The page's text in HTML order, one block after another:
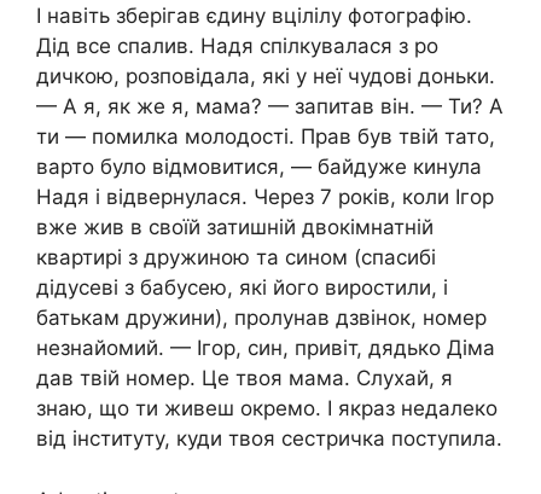
І навіть зберігав єдину вцілілу фотографію.
Дід все спалив. Надя спілкувалася з ро
дичкою, розповідала, які у неї чудові доньки.
— А я, як же я, мама? — запитав він. — Ти? А
ти — помилка молодості. Прав був твій тато,
варто було відмовитися, — байдуже кинула
Надя і відвернулася. Через 7 років, коли Ігор
вже жив в своїй затишній двокімнатній
квартирі з дружиною та сином (спасибі
дідусеві з бабусею, які його виростили, і
батькам дружини), пролунав дзвінок, номер
незнайомий. — Ігор, син, привіт, дядько Діма
дав твій номер. Це твоя мама. Слухай, я
знаю, що ти живеш окремо. І якраз недалеко
від інституту, куди твоя сестричка поступила.